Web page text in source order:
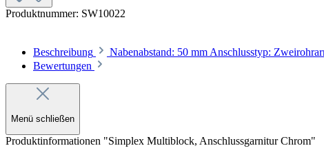
Produktnummer: SW10022
Beschreibung Nabenabstand: 50 mm Anschlusstyp:
Bewertungen
Menü schließen
Produktinformationen "Simplex Multiblock, Anschlussgarnitur Chrom"